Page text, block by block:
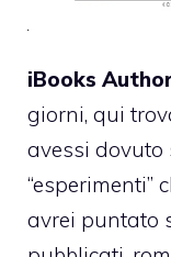
iBooks
giorni, qui
avessi dovuto
“esperimenti”
avrei puntato